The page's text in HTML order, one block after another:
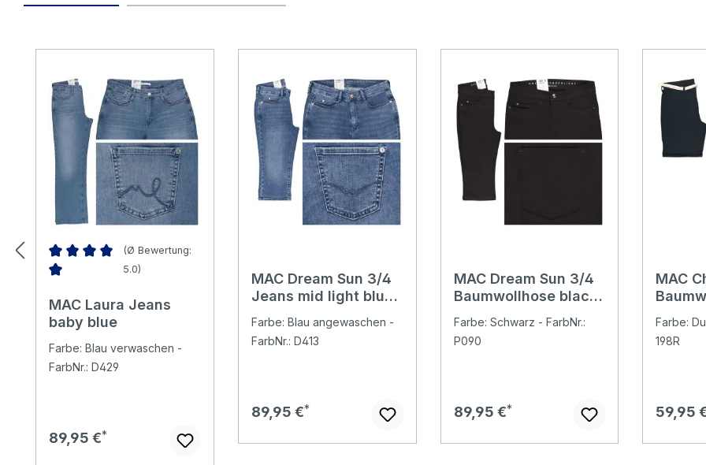
Durchschnittliche Bewertung von 5 von 5 Sternen
(Ø Bewertung:
5.0)
MAC Laura Jeans
baby blue
Farbe: Blau verwaschen -
FarbNr.: D429
Regulärer Preis:
89,95 €
MAC Dream Sun 3/4
Jeans mid light blue
Farbe: Blau angewaschen -
FarbNr.: D413
Regulärer Preis:
89,95 €
MAC Dream Sun 3/4
Baumwollhose black
Farbe: Schwarz - FarbNr.:
P090
Regulärer Preis:
89,95 €
MAC
Farbe:
198R
59,95